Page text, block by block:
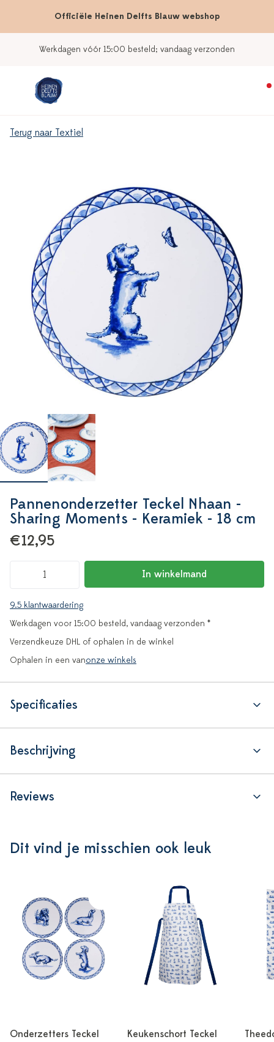
Officiële Heinen Delfts Blauw webshop
Werkdagen vóór 15:00 besteld; vandaag verzonden
Terug naar Textiel
Pannenonderzetter Teckel Nhaan -
Sharing Moments - Keramiek - 18 cm
€12,95
In winkelmand
9.5 klantwaardering
Werkdagen voor 15:00 besteld, vandaag verzonden *
Verzendkeuze DHL of ophalen in de winkel
Ophalen in een vanonze winkels
Specificaties
Beschrijving
Reviews
Dit vind je misschien ook leuk
Onderzetters Teckel
Keukenschort Teckel